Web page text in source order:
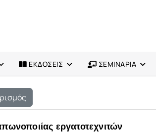
ΕΚΔΟΣΕΙΣ ΣΕΜΙΝΑΡΙΑ
εργατοτεχνιτών